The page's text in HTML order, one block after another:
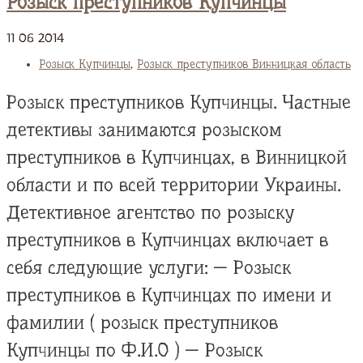
11 06 2014
Розыск Купчинцы, Розыск преступников Винницкая область
Розыск преступников Купчинцы. Частные
детективы занимаются розыском
преступников в Купчинцах, в Винницкой
области и по всей территории Украины.
Детективное агентство по розыску
преступников в Купчинцах включает в
себя следующие услуги: — Розыск
преступников в Купчинцах по имени и
фамилии ( розыск преступников
Купчинцы по Ф.И.О ) — Розыск